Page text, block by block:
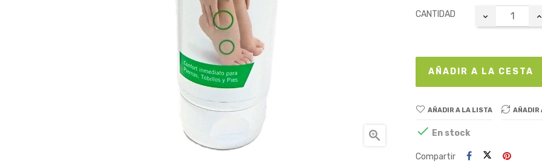

CANTIDAD
AÑADIR A LA CESTA
AÑADIR A LA LISTA AÑADIR
 En stock
Compartir